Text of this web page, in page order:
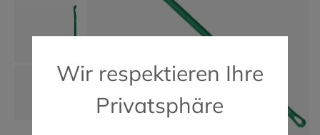
Wir respektieren Ihre
Privatsphäre